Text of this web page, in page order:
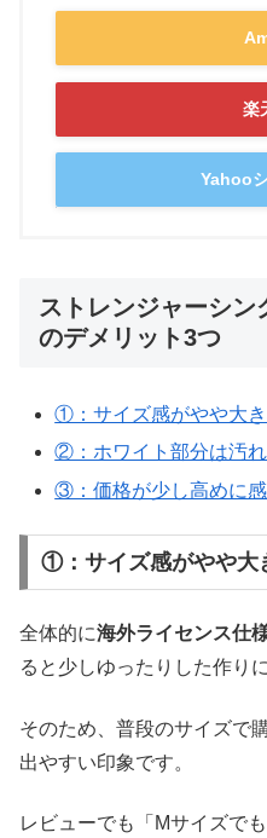
楽
Yahoo
ストレンジャーシン
のデメリット3つ
①：サイズ感がやや大
②：ホワイト部分は汚
③：価格が少し高めに
①：サイズ感がやや大
全体的に海外ライセンス仕
ると少しゆったりした作り
そのため、普段のサイズで
出やすい印象です。
レビューでも「Mサイズで